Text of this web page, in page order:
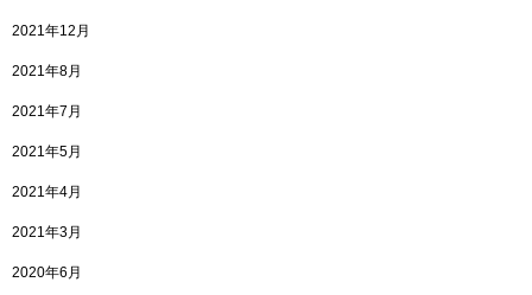
2021年12月
2021年8月
2021年7月
2021年5月
2021年4月
2021年3月
2020年6月